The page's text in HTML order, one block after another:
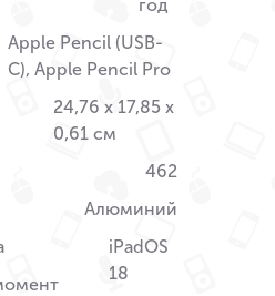
год
Apple Pencil (USB-
C), Apple Pencil Pro
24,76 x 17,85 x
0,61 см
462
Алюминий
iPadOS
18